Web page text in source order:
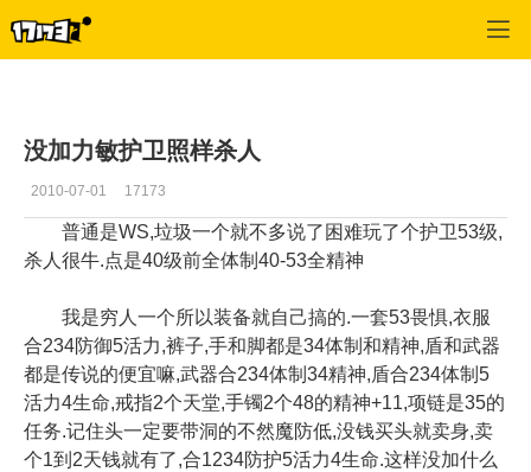
没加力敏护卫照样杀人
2010-07-01 17173
普通是WS,垃圾一个就不多说了困难玩了个护卫53级,
杀人很牛.点是40级前全体制40-53全精神
我是穷人一个所以装备就自己搞的.一套53畏惧,衣服
合234防御5活力,裤子,手和脚都是34体制和精神,盾和武器
都是传说的便宜嘛,武器合234体制34精神,盾合234体制5
活力4生命,戒指2个天堂,手镯2个48的精神+11,项链是35的
任务.记住头一定要带洞的不然魔防低,没钱买头就卖身,卖
个1到2天钱就有了,合1234防护5活力4生命.这样没加什么